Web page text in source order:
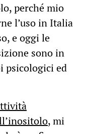
perché mio
l’uso in Italia
e oggi le
sono in
psicologici ed
, mi